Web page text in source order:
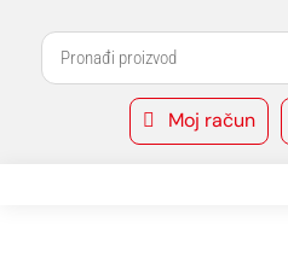
 Moj račun